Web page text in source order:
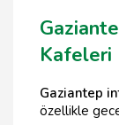
Kafeleri
Gaziantep
özellikle